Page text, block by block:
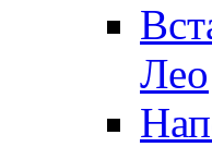
Лео